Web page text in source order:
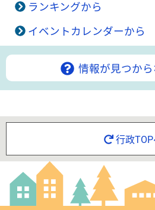
ランキングから
イベントカレンダーから
情報が見つか
行政TOP